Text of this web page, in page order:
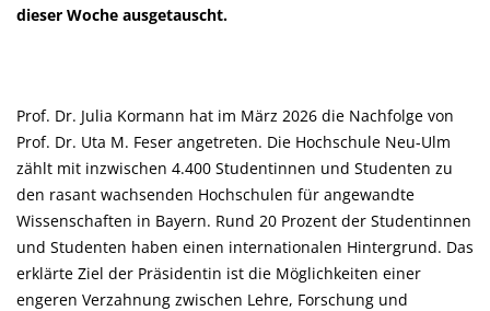
dieser Woche ausgetauscht.
Prof. Dr. Julia Kormann hat im März 2026 die Nachfolge von
Prof. Dr. Uta M. Feser angetreten. Die Hochschule Neu-Ulm
zählt mit inzwischen 4.400 Studentinnen und Studenten zu
den rasant wachsenden Hochschulen für angewandte
Wissenschaften in Bayern. Rund 20 Prozent der Studentinnen
und Studenten haben einen internationalen Hintergrund. Das
erklärte Ziel der Präsidentin ist die Möglichkeiten einer
engeren Verzahnung zwischen Lehre, Forschung und